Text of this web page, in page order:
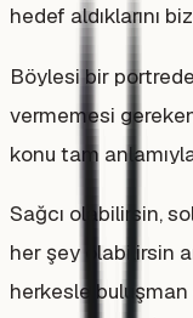
hedef aldıklarını
Böylesi bir
vermemesi
konu tam
Sağcı olabilirsin,
her şey olabilirsin
herkesle